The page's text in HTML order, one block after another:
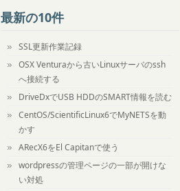
最新の10件
SSL更新作業記録
OSX Venturaから古いLinuxサーバのssh
へ接続する
DriveDxでUSB HDDのSMART情報を読む
CentOS/ScientificLinux6でMyNETSを動
かす
ARecX6をEl Capitanで使う
wordpressの管理ページの一部が開けな
い対処